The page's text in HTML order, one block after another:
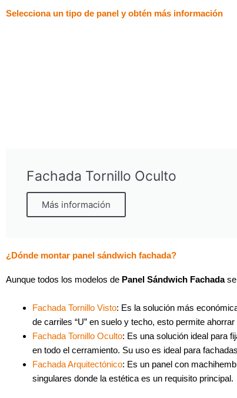
Selecciona un tipo de panel y obtén más información
Fachada Tornillo Oculto
Más información
¿Dónde montar panel sándwich fachada?
Aunque todos los modelos de Panel Sándwich Fachada
Fachada Tornillo Visto: Es la solución más
de carriles “U” en suelo y techo, esto permite
Fachada Tornillo Oculto: Es una solución ideal para
en todo el cerramiento. Su uso es ideal para
Fachada Arquitectónico: Es un panel con
singulares donde la estética es un requisito principal.